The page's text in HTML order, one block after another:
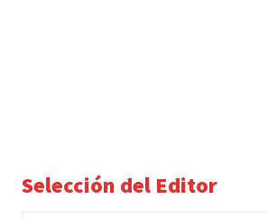
Selección del Editor